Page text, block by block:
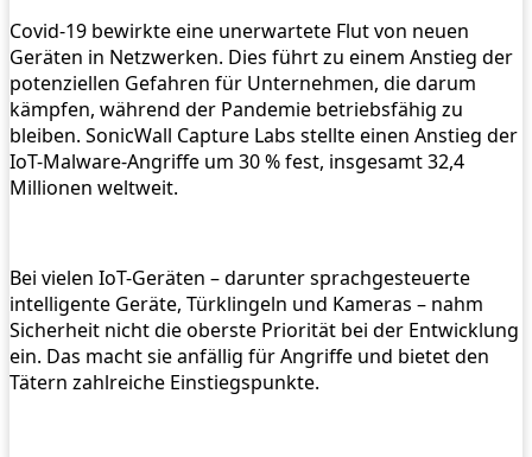
Covid-19 bewirkte eine unerwartete Flut von neuen
Geräten in Netzwerken. Dies führt zu einem Anstieg der
potenziellen Gefahren für Unternehmen, die darum
kämpfen, während der Pandemie betriebsfähig zu
bleiben. SonicWall Capture Labs stellte einen Anstieg der
IoT-Malware-Angriffe um 30 % fest, insgesamt 32,4
Millionen weltweit.
Bei vielen IoT-Geräten – darunter sprachgesteuerte
intelligente Geräte, Türklingeln und Kameras – nahm
Sicherheit nicht die oberste Priorität bei der Entwicklung
ein. Das macht sie anfällig für Angriffe und bietet den
Tätern zahlreiche Einstiegspunkte.